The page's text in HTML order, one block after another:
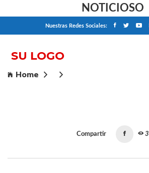
NOTICIOSO
Nuestras Redes Sociales:
Home
Compartir 3